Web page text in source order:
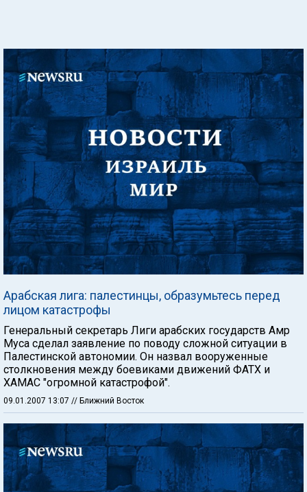
Арабская лига: палестинцы, образумьтесь перед
лицом катастрофы
Генеральный секретарь Лиги арабских государств Амр
Муса сделал заявление по поводу сложной ситуации в
Палестинской автономии. Он назвал вооруженные
столкновения между боевиками движений ФАТХ и
ХАМАС "огромной катастрофой".
09.01.2007 13:07 // Ближний Восток